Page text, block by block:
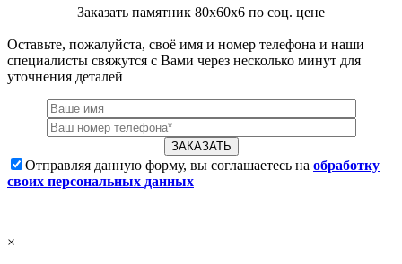
Заказать памятник 80х60х6 по соц. цене
Оставьте, пожалуйста, своё имя и номер телефона и наши
специалисты свяжутся с Вами через несколько минут для
уточнения деталей
Отправляя данную форму, вы соглашаетесь на обработку
своих персональных данных
×